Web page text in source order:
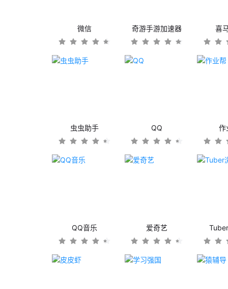
微信 奇游手游加速器 喜
虫虫助手 QQ 作
QQ音乐 爱奇艺